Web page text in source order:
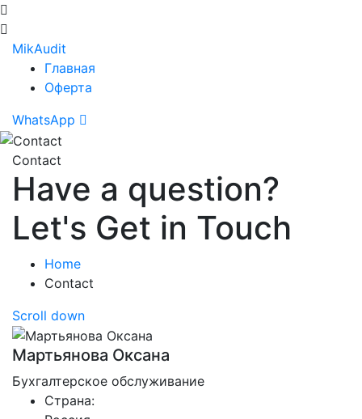
MikAudit
Главная
Оферта
WhatsApp
Contact
Have a question?
Let's Get in Touch
Home
Contact
Scroll down
Мартьянова Оксана
Бухгалтерское обслуживание
Страна: